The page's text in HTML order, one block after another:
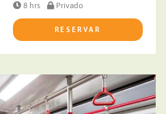
8 hrs Privado
RESERVAR